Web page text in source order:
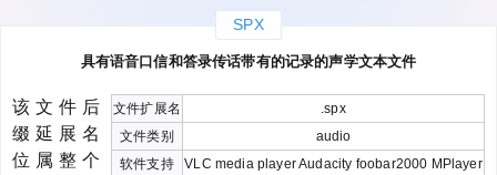
SPX
具有语音口信和答录传话带有的记录的声学文本文件
文件扩展名
.spx
文件类别
audio
软件支持
VLC media player Audacity foobar2000 MPlayer
该文件后
缀延展名
位属整个